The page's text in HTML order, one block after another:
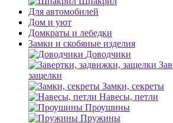
Для автомобилей
Дом и уют
Домкраты и лебедки
Замки и скобяные изделия
Доводчики
защелки
Замки, секреты
Навесы, петли
Проушины
Пружины